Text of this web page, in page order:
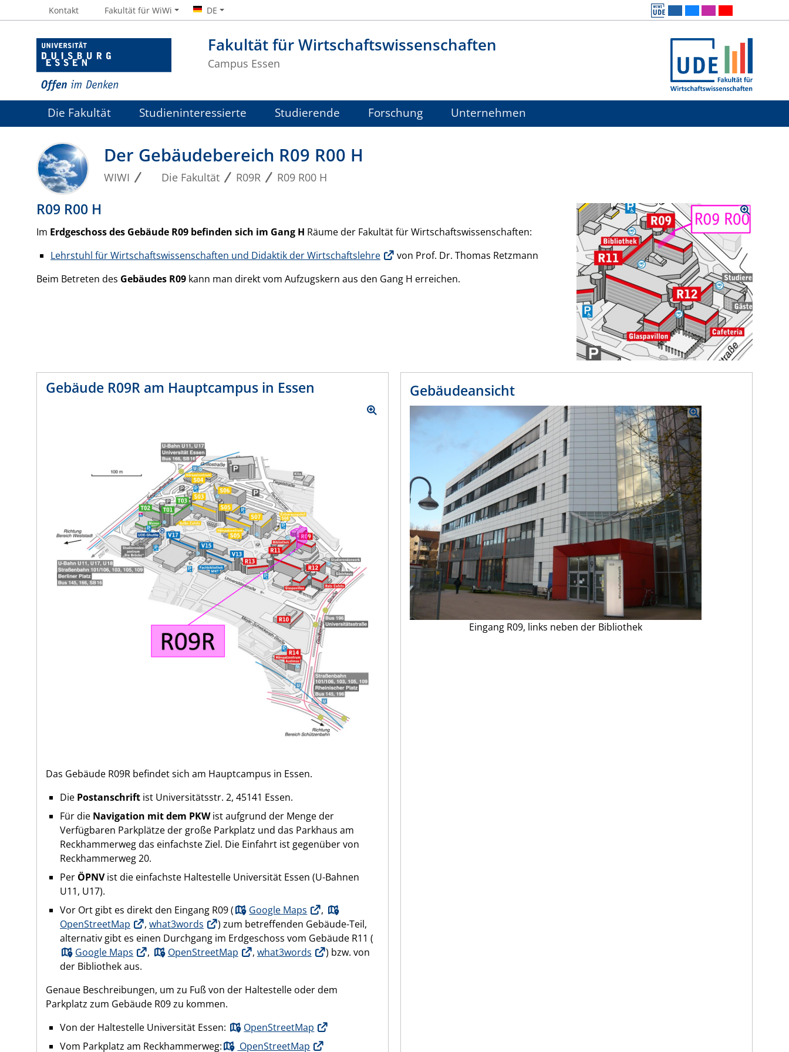
Fakultät für Wirtschaftswissenschaften
Campus Essen
Kontakt Fakultät für WiWi DE
Die Fakultät Studieninteressierte Studierende Forschung Unternehmen
Der Gebäudebereich R09 R00 H
WIWI Die Fakultät R09R R09 R00 H
R09 R00 H
Im Erdgeschoss des Gebäude R09 befinden sich im Gang H Räume der Fakultät für Wirtschaftswissenschaften:
Lehrstuhl für Wirtschaftswissenschaften und Didaktik der Wirtschaftslehre
von Prof. Dr. Thomas Retzmann
Beim Betreten des Gebäudes R09 kann man direkt vom Aufzugskern aus den Gang H erreichen.
Gebäude R09R am Hauptcampus in Essen
Das Gebäude R09R befindet sich am Hauptcampus in Essen.
Die Postanschrift ist Universitätsstr. 2, 45141 Essen.
Für die Navigation mit dem PKWist aufgrund der Menge der
Verfügbaren Parkplätze der große Parkplatz und das Parkhaus am
Reckhammerweg das einfachste Ziel. Die Einfahrt ist gegenüber von
Reckhammerweg 20.
Per ÖPNVist die einfachste Haltestelle Universität Essen (U-Bahnen
U11, U17).
Vor Ort gibt es direkt den Eingang R09 (
Google Maps
,
OpenStreetMap
, what3words
) zum betreffenden Gebäude-Teil,
alternativ gibt es einen Durchgang im Erdgeschoss vom Gebäude R11 (
Google Maps
, OpenStreetMap , what3words
) bzw. von
der Bibliothek aus.
Genaue Beschreibungen, um zu Fuß von der Haltestelle oder dem
Parkplatz zum Gebäude R09 zu kommen.
Von der Haltestelle Universität Essen:
OpenStreetMap
Vom Parkplatz am Reckhammerweg:
OpenStreetMap
Gebäudeansicht
Eingang R09, links neben der Bibliothek